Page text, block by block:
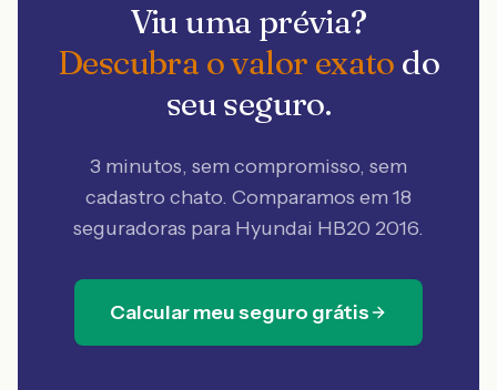
Viu uma prévia?
Descubra o valor exato do
seu seguro.
3 minutos, sem compromisso, sem
cadastro chato. Comparamos em 18
seguradoras para Hyundai HB20 2016.
Calcular meu seguro grátis